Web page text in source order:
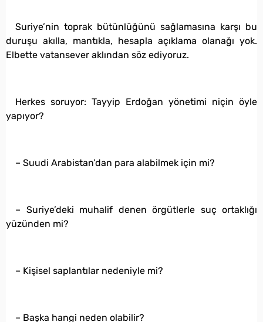
Suriye’nin toprak bütünlüğünü sağlamasına karşı bu
duruşu akılla, mantıkla, hesapla açıklama olanağı yok.
Elbette vatansever aklından söz ediyoruz.
Herkes soruyor: Tayyip Erdoğan yönetimi niçin öyle
yapıyor?
– Suudi Arabistan’dan para alabilmek için mi?
– Suriye’deki muhalif denen örgütlerle suç ortaklığı
yüzünden mi?
– Kişisel saplantılar nedeniyle mi?
– Başka hangi neden olabilir?